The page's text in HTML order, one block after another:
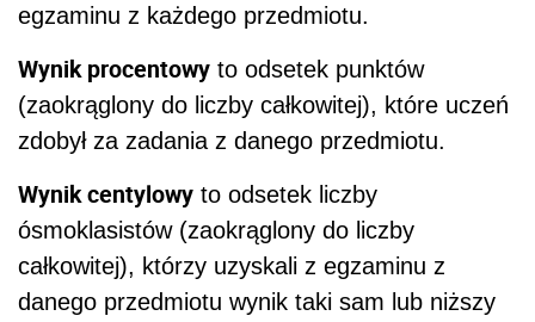
egzaminu z każdego przedmiotu.
Wynik procentowy to odsetek punktów
(zaokrąglony do liczby całkowitej), które uczeń
‎zdobył za zadania z danego przedmiotu.
Wynik centylowy to odsetek liczby
ósmoklasistów (zaokrąglony do liczby
całkowitej), którzy ‎uzyskali z egzaminu z
danego przedmiotu wynik taki sam lub niższy